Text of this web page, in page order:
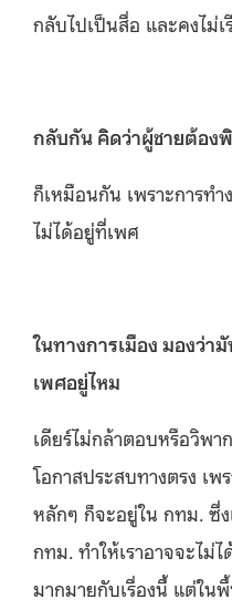
กลับไปเป็นสื่อ และคงไม่เ
กลับกัน คิดว่าผู้ชายต้อง
ก็เหมือนกัน เพราะการท
ไม่ได้อยู่ที่เพศ
ในทางการเมือง มองว่
เพศอยู่ไหม
เดียร์ไม่กล้าตอบหรือวิพา
โอกาสประสบทางตรง เพ
หลักๆ ก็จะอยู่ใน กทม. ซึ่
กทม. ทำให้เราอาจจะไม่
มากมายกับเรื่องนี้ แต่ใน